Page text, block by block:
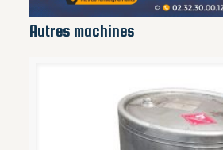
Autres machines